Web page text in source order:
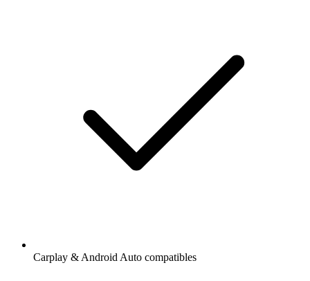
Carplay & Android Auto compatibles